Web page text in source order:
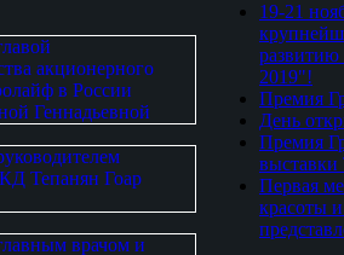
19-21
развитию
2019"!
Премия
День
Премия
Первая
красоты